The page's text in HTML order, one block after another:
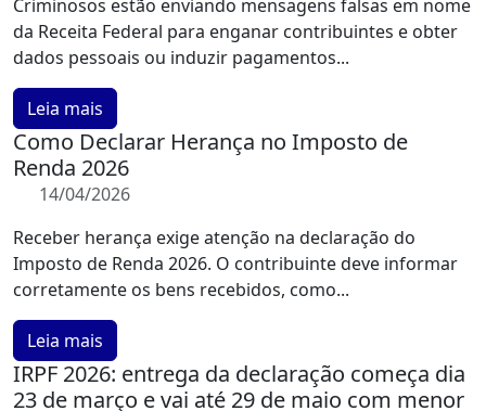
Criminosos estão enviando mensagens falsas em nome
da Receita Federal para enganar contribuintes e obter
dados pessoais ou induzir pagamentos...
Leia mais
Como Declarar Herança no Imposto de
Renda 2026
14/04/2026
Receber herança exige atenção na declaração do
Imposto de Renda 2026. O contribuinte deve informar
corretamente os bens recebidos, como...
Leia mais
IRPF 2026: entrega da declaração começa dia
23 de março e vai até 29 de maio com menor